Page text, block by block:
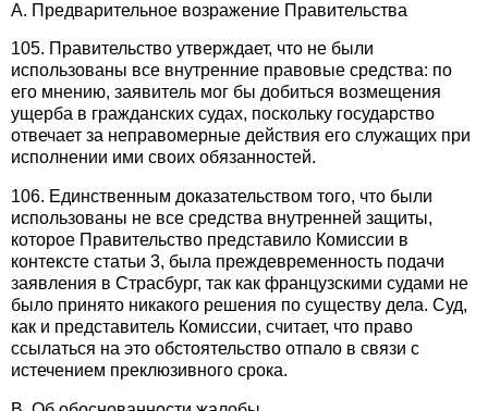
А. Предварительное возражение Правительства
105. Правительство утверждает, что не были
использованы все внутренние правовые средства: по
его мнению, заявитель мог бы добиться возмещения
ущерба в гражданских судах, поскольку государство
отвечает за неправомерные действия его служащих при
исполнении ими своих обязанностей.
106. Единственным доказательством того, что были
использованы не все средства внутренней защиты,
которое Правительство представило Комиссии в
контексте статьи 3, была преждевременность подачи
заявления в Страсбург, так как французскими судами не
было принято никакого решения по существу дела. Суд,
как и представитель Комиссии, считает, что право
ссылаться на это обстоятельство отпало в связи с
истечением преклюзивного срока.